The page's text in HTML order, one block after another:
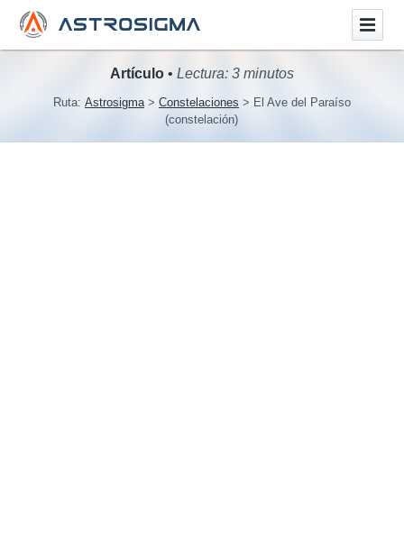
Artículo • Lectura: 3 minutos
Ruta: Astrosigma Constelaciones
El Ave del Paraíso
(constelación)